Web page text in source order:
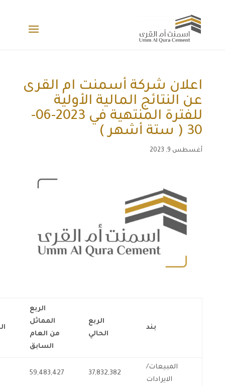
اعلان شركة أسمنت ام القرى
عن النتائج المالية الأولية
للفترة المنتهية في 2023-06-
30 ( ستة أشهر )
أغسطس 9, 2023
بند
الربع
الحالي
الربع
المماثل
من العام
السابق
المبيعات/
الايرادات
37,832,382
59,483,427